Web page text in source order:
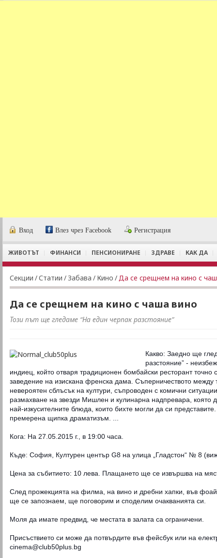
Вход Влез чрез Facebook Регистрация
ЖИВОТЪТ ФИНАНСИ ПЕНСИОНИРАНЕ ЗДРАВЕ КАК ДА
Секции /Статии / Забава / Кино /Да се срещнем на кино с
Да се срещнем на кино с чаша вино
Този път ще гледаме “На един черпак разстояние”
Какво: Заедно ще
разстояние” -
индиец, който отваря традиционен бомбайски ресторант точно
заведение на изискана френска дама. Съперничеството между
невероятен сблъсък на култури, съпроводен с комични
размахване на звезди Мишлен и кулинарна надпревара, която
най-изкусителните блюда, които бихте могли да си
премерена щипка драматизъм. ...
Кога: На 27.05.2015 г., в 19:00 часа.
Къде: София, Културен център G8 на улица „Гладстон“ № 8
Цена за събитието: 10 лева. Плащането ще се извършва на
След прожекцията на филма, на вино и дребни хапки, във
ще се запознаем, ще поговорим и споделим очакванията си.
Моля да имате предвид, че местата в залата са ограничени.
Присъствието си може да потвърдите във фейсбук или на
cinema@club50plus.bg